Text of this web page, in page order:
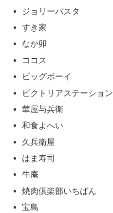
ジョリーパスタ
すき家
なか卯
ココス
ビッグボーイ
ビクトリアステーション
華屋与兵衛
和食よへい
久兵衛屋
はま寿司
牛庵
焼肉倶楽部いちばん
宝島